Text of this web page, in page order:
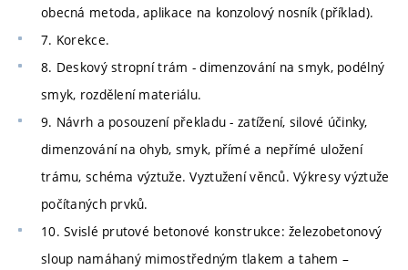
obecná metoda, aplikace na konzolový nosník (příklad).
7. Korekce.
8. Deskový stropní trám - dimenzování na smyk, podélný
smyk, rozdělení materiálu.
9. Návrh a posouzení překladu - zatížení, silové účinky,
dimenzování na ohyb, smyk, přímé a nepřímé uložení
trámu, schéma výztuže. Vyztužení věnců. Výkresy výztuže
počítaných prvků.
10. Svislé prutové betonové konstrukce: železobetonový
sloup namáhaný mimostředným tlakem a tahem –